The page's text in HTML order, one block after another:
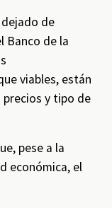
de
Banco de la
viables, están
precios y tipo de
pese a la
económica, el